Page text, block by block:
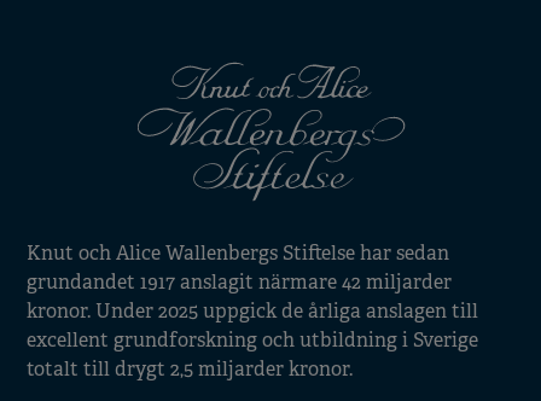
Knut och Alice Wallenbergs Stiftelse har sedan
grundandet 1917 anslagit närmare 42 miljarder
kronor. Under 2025 uppgick de årliga anslagen till
excellent grundforskning och utbildning i Sverige
totalt till drygt 2,5 miljarder kronor.